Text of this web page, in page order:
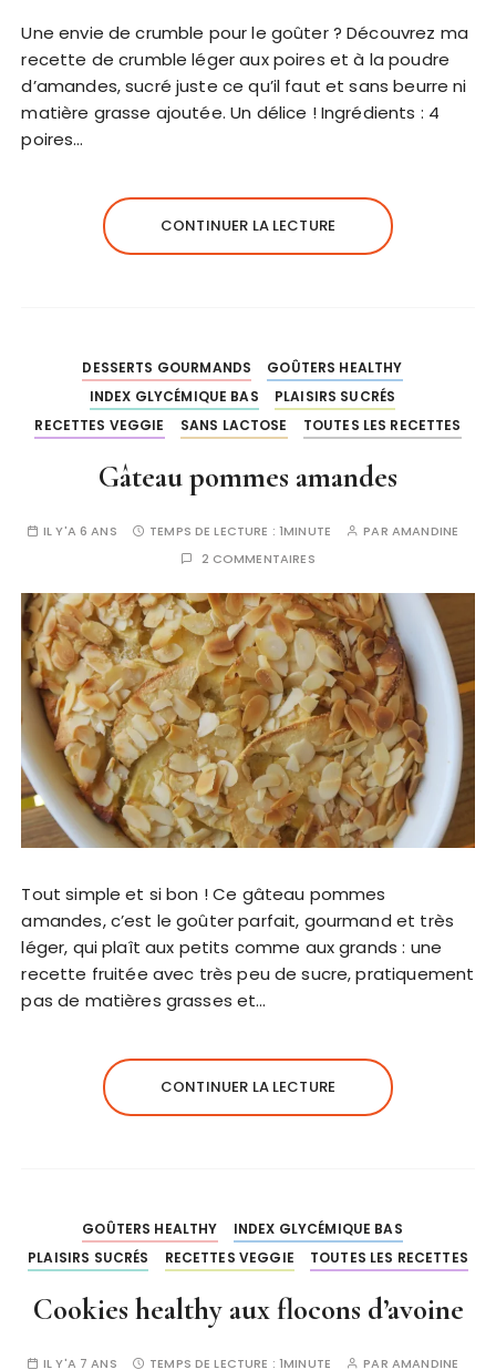
Une envie de crumble pour le goûter ? Découvrez ma
recette de crumble léger aux poires et à la poudre
d’amandes, sucré juste ce qu’il faut et sans beurre ni
matière grasse ajoutée. Un délice ! Ingrédients : 4
poires…
CONTINUER LA LECTURE
DESSERTS GOURMANDS
GOÛTERS HEALTHY
INDEX GLYCÉMIQUE BAS
PLAISIRS SUCRÉS
RECETTES VEGGIE
SANS LACTOSE TOUTES LES RECETTES
Gâteau pommes amandes
IL Y'A 6 ANS TEMPS DE LECTURE : 1MINUTE PAR AMANDINE
2 COMMENTAIRES
Tout simple et si bon ! Ce gâteau pommes
amandes, c’est le goûter parfait, gourmand et très
léger, qui plaît aux petits comme aux grands : une
recette fruitée avec très peu de sucre, pratiquement
pas de matières grasses et…
CONTINUER LA LECTURE
GOÛTERS HEALTHY
INDEX GLYCÉMIQUE BAS
PLAISIRS SUCRÉS
RECETTES VEGGIE TOUTES LES RECETTES
Cookies healthy aux flocons d’avoine
IL Y'A 7 ANS TEMPS DE LECTURE : 1MINUTE PAR AMANDINE